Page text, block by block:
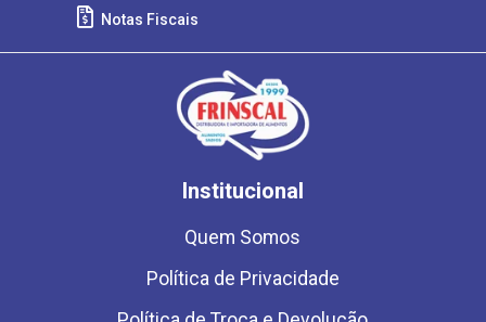
Notas Fiscais
Institucional
Quem Somos
Política de Privacidade